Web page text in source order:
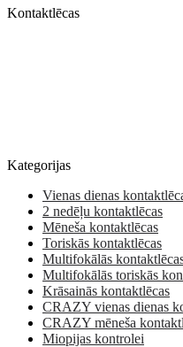
Kontaktlēcas
Kategorijas
Vienas dienas
2 nedēļu kontaktlēcas
Mēneša kontaktlēcas
Toriskās kontaktlēcas
Multifokālās
Multifokālās toriskās
Krāsainās kontaktlēcas
CRAZY vienas dienas
CRAZY mēneša
Miopijas kontrolei